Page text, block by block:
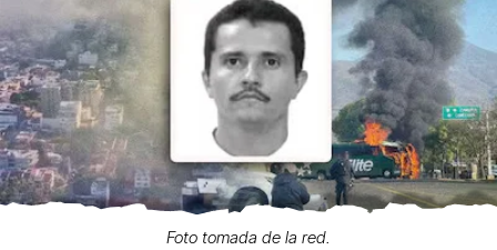
Foto tomada de la red.